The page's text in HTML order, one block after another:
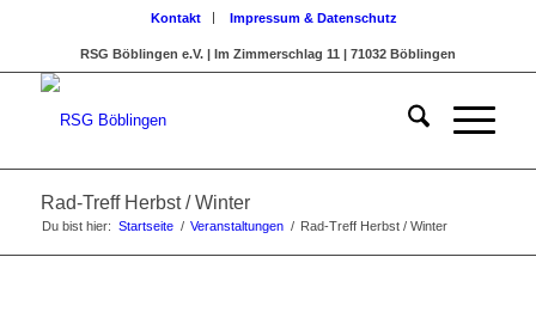
Kontakt Impressum & Datenschutz
RSG Böblingen e.V. | Im Zimmerschlag 11 | 71032 Böblingen
Rad-Treff Herbst / Winter
Du bist hier: Startseite / Veranstaltungen / Rad-Treff Herbst / Winter